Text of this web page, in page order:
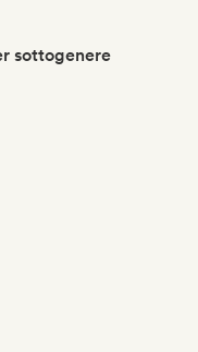
sottogenere